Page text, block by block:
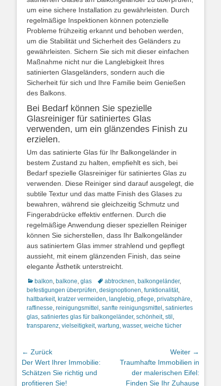
um eine sichere Installation zu gewährleisten. Durch
regelmäßige Inspektionen können potenzielle
Probleme frühzeitig erkannt und behoben werden,
um die Stabilität und Sicherheit des Geländers zu
gewährleisten. Sichern Sie sich mit dieser einfachen
Maßnahme nicht nur die Langlebigkeit Ihres
satinierten Glasgeländers, sondern auch die
Sicherheit für sich und Ihre Familie beim Genießen
des Balkons.
Bei Bedarf können Sie spezielle
Glasreiniger für satiniertes Glas
verwenden, um ein glänzendes Finish zu
erzielen.
Um das satinierte Glas für Ihr Balkongeländer in
bestem Zustand zu halten, empfiehlt es sich, bei
Bedarf spezielle Glasreiniger für satiniertes Glas zu
verwenden. Diese Reiniger sind darauf ausgelegt, die
subtile Textur und das matte Finish des Glases zu
bewahren, während sie gleichzeitig Schmutz und
Fingerabdrücke effektiv entfernen. Durch die
regelmäßige Anwendung dieser speziellen Reiniger
können Sie sicherstellen, dass Ihr Balkongeländer
aus satiniertem Glas immer strahlend und gepflegt
aussieht, mit einem glänzenden Finish, das seine
elegante Ästhetik unterstreicht.
Kategorien
balkon, balkone, glas Schlagworte
abtrocknen, balkongeländer,
befestigungen überprüfen, designoptionen, funktionalität,
haltbarkeit, kratzer vermeiden, langlebig, pflege, privatsphäre,
raffinesse, reinigungsmittel , sanfte reinigungsmittel , satiniertes
glas, satiniertes glas für balkongeländer, schönheit, stil ,
transparenz, vielseitigkeit, wartung, wasser, weiche tücher
Beitragsnavigation
← Zurück
Vorheriger
Beitrag:
Der Wert Ihrer Immobilie:
Schätzen Sie richtig und
profitieren Sie!
Weiter →
Nächster
Beitrag:
Traumhafte Immobilien in
der malerischen Eifel:
Finden Sie Ihr Zuhause